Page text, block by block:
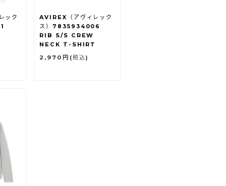
ック
AVIREX（アヴィレック
ス）7835934006
RIB S/S CREW
NECK T-SHIRT
2,970円 (税込)